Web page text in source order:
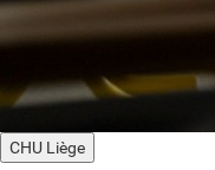
CHU Liège